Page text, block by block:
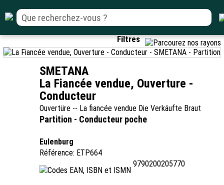
Filtres
SMETANA
La Fiancée vendue, Ouverture -
Conducteur
Ouvertüre -- La fiancée vendue Die Verkäufte Braut
Partition - Conducteur poche
Eulenburg
Référence: ETP664
9790200205770